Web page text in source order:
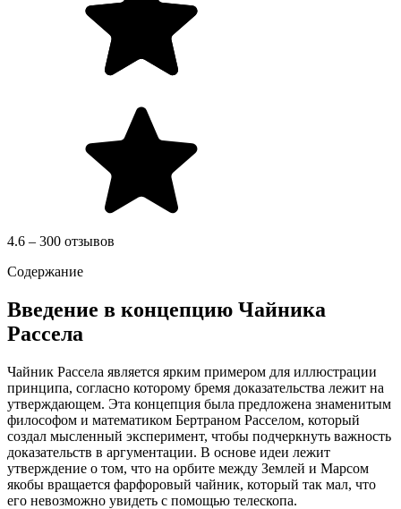
4.6 – 300 отзывов
Содержание
Введение в концепцию Чайника
Рассела
Чайник Рассела является ярким примером для иллюстрации
принципа, согласно которому бремя доказательства лежит на
утверждающем. Эта концепция была предложена знаменитым
философом и математиком Бертраном Расселом, который
создал мысленный эксперимент, чтобы подчеркнуть важность
доказательств в аргументации. В основе идеи лежит
утверждение о том, что на орбите между Землей и Марсом
якобы вращается фарфоровый чайник, который так мал, что
его невозможно увидеть с помощью телескопа.